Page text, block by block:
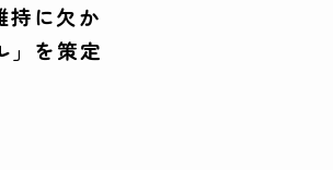
持に欠か
」を策定